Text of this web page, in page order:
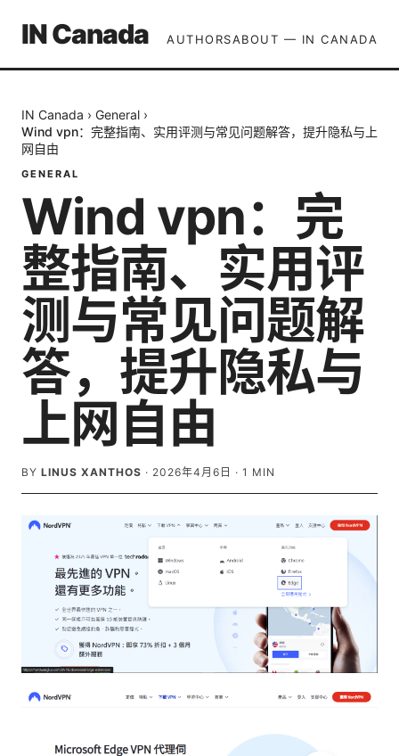
IN Canada AUTHORSABOUT — IN CANADA
IN Canada › General ›
Wind vpn：完整指南、实用评测与常见问题解答，提升隐私与上
网自由
GENERAL
Wind vpn：完
整指南、实用评
测与常见问题解
答，提升隐私与
上网自由
BY LINUS XANTHOS · 2026年4月6日 · 1 MIN